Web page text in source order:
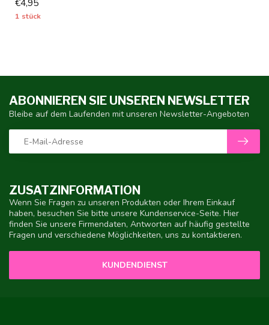
eignet - 1 S...
€4,95
1 stück
ZUSATZINFORMATION
Wenn Sie Fragen zu unseren Produkten oder Ihrem Einkauf
haben, besuchen Sie bitte unsere Kundenservice-Seite. Hier
finden Sie unsere Firmendaten, Antworten auf häufig gestellte
Fragen und verschiedene Möglichkeiten, uns zu kontaktieren.
KUNDENDIENST
ABONNIEREN SIE UNSEREN NEWSLETTER
Bleibe auf dem Laufenden mit unseren Newsletter-Angeboten